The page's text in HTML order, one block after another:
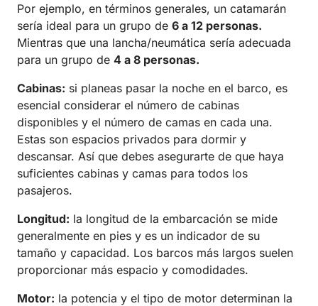
Por ejemplo, en términos generales, un catamarán
sería ideal para un grupo de 6 a 12 personas.
Mientras que una lancha/neumática sería adecuada
para un grupo de 4 a 8 personas.
Cabinas: si planeas pasar la noche en el barco, es
esencial considerar el número de cabinas
disponibles y el número de camas en cada una.
Estas son espacios privados para dormir y
descansar. Así que debes asegurarte de que haya
suficientes cabinas y camas para todos los
pasajeros.
Longitud: la longitud de la embarcación se mide
generalmente en pies y es un indicador de su
tamaño y capacidad. Los barcos más largos suelen
proporcionar más espacio y comodidades.
Motor: la potencia y el tipo de motor determinan la